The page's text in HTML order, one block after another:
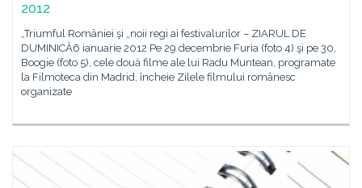
2012
„Triumful României şi „noii regi ai festivalurilor – ZIARUL DE
DUMINICĂ6 ianuarie 2012 Pe 29 decembrie Furia (foto 4) şi pe 30,
Boogie (foto 5), cele două filme ale lui Radu Muntean, programate
la Filmoteca din Madrid, încheie Zilele filmului românesc
organizate